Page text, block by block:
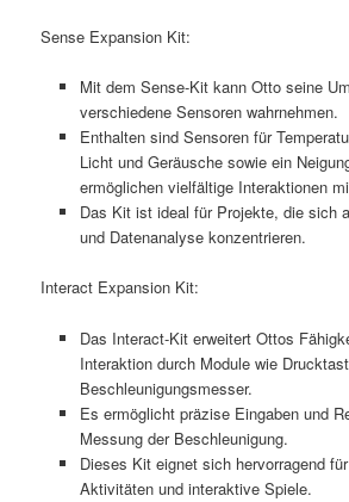
Sense Expansion Kit:
Mit dem Sense-Kit kann Otto seine
verschiedene Sensoren wahrnehmen.
Enthalten sind Sensoren für
Licht und Geräusche sowie ein
ermöglichen vielfältige Interaktionen
Das Kit ist ideal für Projekte, die sich
und Datenanalyse konzentrieren.
Interact Expansion Kit:
Das Interact-Kit erweitert Ottos
Interaktion durch Module wie
Beschleunigungsmesser.
Es ermöglicht präzise Eingaben und
Messung der Beschleunigung.
Dieses Kit eignet sich hervorragend
Aktivitäten und interaktive Spiele.